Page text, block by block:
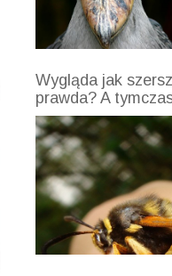
Wygląda jak
prawda? A